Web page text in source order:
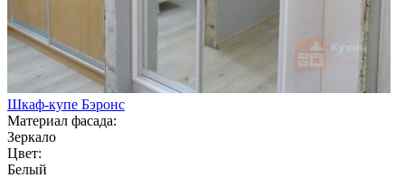
Шкаф-купе Бэронс
Материал фасада:
Зеркало
Цвет:
Белый